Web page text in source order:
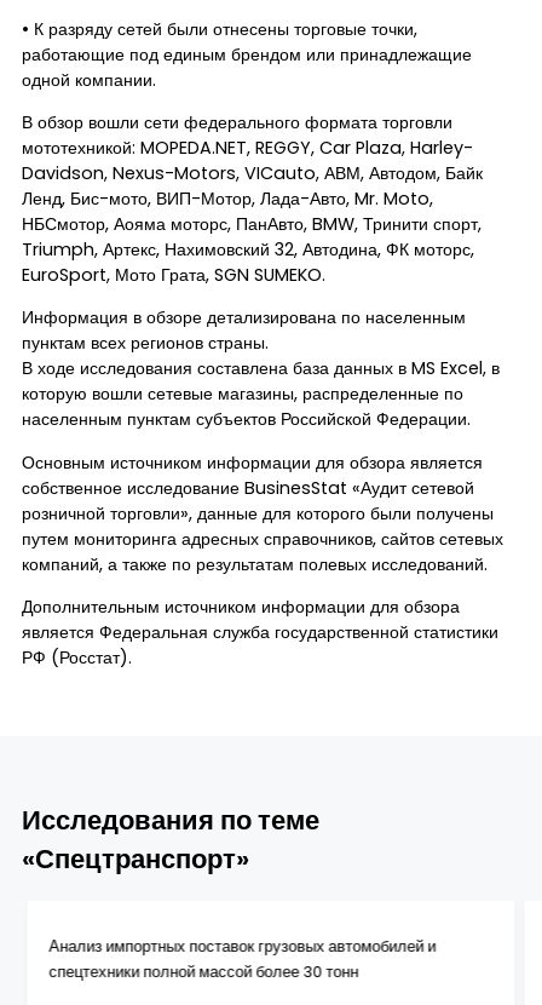
• К разряду сетей были отнесены торговые точки,
работающие под единым брендом или принадлежащие
одной компании.
В обзор вошли сети федерального формата торговли
мототехникой: MOPEDA.NET, REGGY, Car Plaza, Harley-
Davidson, Nexus-Motors, VICauto, АВМ, Автодом, Байк
Ленд, Бис-мото, ВИП-Мотор, Лада-Авто, Mr. Moto,
НБСмотор, Аояма моторс, ПанАвто, BMW, Тринити спорт,
Triumph, Артекс, Нахимовский 32, Автодина, ФК моторс,
EuroSport, Мото Грата, SGN SUMEKO.
Информация в обзоре детализирована по населенным
пунктам всех регионов страны.
В ходе исследования составлена база данных в MS Excel, в
которую вошли сетевые магазины, распределенные по
населенным пунктам субъектов Российской Федерации.
Основным источником информации для обзора является
собственное исследование BusinesStat «Аудит сетевой
розничной торговли», данные для которого были получены
путем мониторинга адресных справочников, сайтов сетевых
компаний, а также по результатам полевых исследований.
Дополнительным источником информации для обзора
является Федеральная служба государственной статистики
РФ (Росстат).
Исследования по теме
«Спецтранспорт»
Анализ импортных поставок грузовых автомобилей и
спецтехники полной массой более 30 тонн